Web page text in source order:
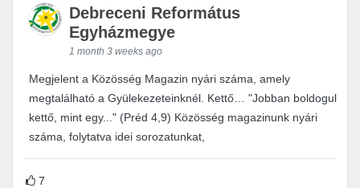
Debreceni Református
Egyházmegye
1 month 3 weeks ago
Megjelent a Közösség Magazin nyári száma, amely
megtalálható a Gyülekezeteinknél. Kettő… "Jobban boldogul
kettő, mint egy..." (Préd 4,9) Közösség magazinunk nyári
száma, folytatva idei sorozatunkat,
7